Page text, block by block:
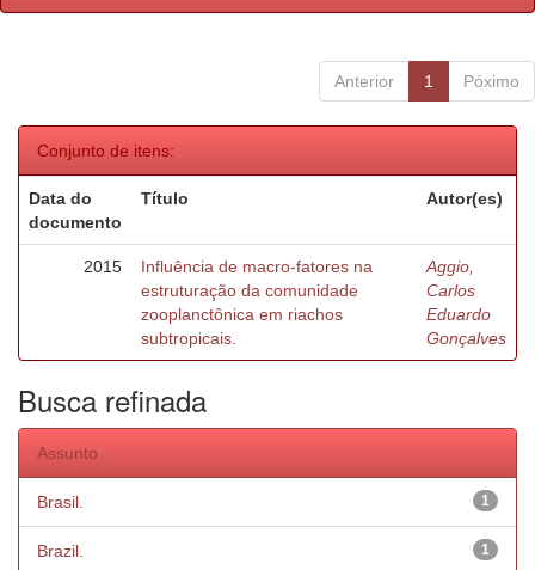
Anterior 1 Póximo
Conjunto de itens:
Data do
documento
Título Autor(es)
2015
Influência de macro-fatores na
estruturação da comunidade
zooplanctônica em riachos
subtropicais.
Aggio,
Carlos
Eduardo
Gonçalves
Busca refinada
Assunto
1
Brasil.
1
Brazil.